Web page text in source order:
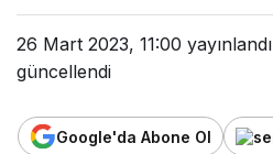
26 Mart 2023, 11:00 yayınlandı
güncellendi
Google'da Abone Ol